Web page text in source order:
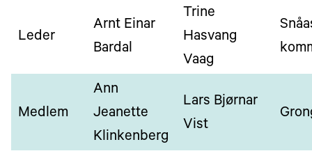
Leder
Arnt Einar
Bardal
Trine
Hasvang
Vaag
Medlem
Ann
Jeanette
Klinkenberg
Lars Bjørnar
Vist